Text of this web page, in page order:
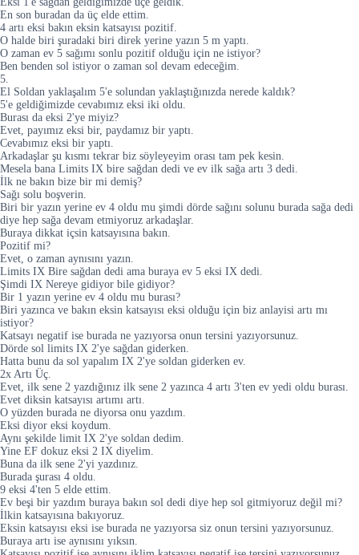
En son buradan da üç elde ettim.
4 artı eksi bakın eksin katsayısı pozitif.
O halde biri şuradaki biri direk yerine yazın 5 m yaptı.
O zaman ev 5 sağımı sonlu pozitif olduğu için ne istiyor?
Ben benden sol istiyor o zaman sol devam edeceğim.
5.
El Soldan yaklaşalım 5'e solundan yaklaştığınızda nerede kaldık?
5'e geldiğimizde cevabımız eksi iki oldu.
Burası da eksi 2'ye miyiz?
Evet, payımız eksi bir, paydamız bir yaptı.
Cevabımız eksi bir yaptı.
Arkadaşlar şu kısmı tekrar biz söyleyeyim orası tam pek kesin.
Mesela bana Limits IX bire sağdan dedi ve ev ilk sağa artı 3 dedi.
İlk ne bakın bize bir mi demiş?
Sağı solu boşverin.
Biri bir yazın yerine ev 4 oldu mu şimdi dörde sağını solunu burada sağa dedi
diye hep sağa devam etmiyoruz arkadaşlar.
Buraya dikkat içsin katsayısına bakın.
Pozitif mi?
Evet, o zaman aynısını yazın.
Limits IX Bire sağdan dedi ama buraya ev 5 eksi IX dedi.
Şimdi IX Nereye gidiyor bile gidiyor?
Bir 1 yazın yerine ev 4 oldu mu burası?
Biri yazınca ve bakın eksin katsayısı eksi olduğu için biz anlayisi artı mı
istiyor?
Katsayı negatif ise burada ne yazıyorsa onun tersini yazıyorsunuz.
Dörde sol limits IX 2'ye sağdan giderken.
Hatta bunu da sol yapalım IX 2'ye soldan giderken ev.
2x Artı Üç.
Evet, ilk sene 2 yazdığınız ilk sene 2 yazınca 4 artı 3'ten ev yedi oldu burası.
Evet diksin katsayısı artımı artı.
O yüzden burada ne diyorsa onu yazdım.
Eksi diyor eksi koydum.
Aynı şekilde limit IX 2'ye soldan dedim.
Yine EF dokuz eksi 2 IX diyelim.
Buna da ilk sene 2'yi yazdınız.
Burada şurası 4 oldu.
9 eksi 4'ten 5 elde ettim.
Ev beşi bir yazdım buraya bakın sol dedi diye hep sol gitmiyoruz değil mi?
İlkin katsayısına bakıyoruz.
Eksin katsayısı eksi ise burada ne yazıyorsa siz onun tersini yazıyorsunuz.
Buraya artı ise aynısını yıksın.